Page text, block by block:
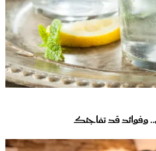
وفوائد قد تفاجئك